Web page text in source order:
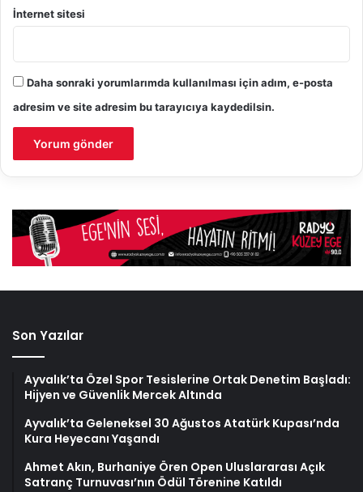
İnternet sitesi
Daha sonraki yorumlarımda kullanılması için adım, e-posta
adresim ve site adresim bu tarayıcıya kaydedilsin.
Son Yazılar
Ayvalık’ta Özel Spor Tesislerine Ortak Denetim Başladı:
Hijyen ve Güvenlik Mercek Altında
Ayvalık’ta Geleneksel 30 Ağustos Atatürk Kupası’nda
Kura Heyecanı Yaşandı
Ahmet Akın, Burhaniye Ören Open Uluslararası Açık
Satranç Turnuvası’nın Ödül Törenine Katıldı